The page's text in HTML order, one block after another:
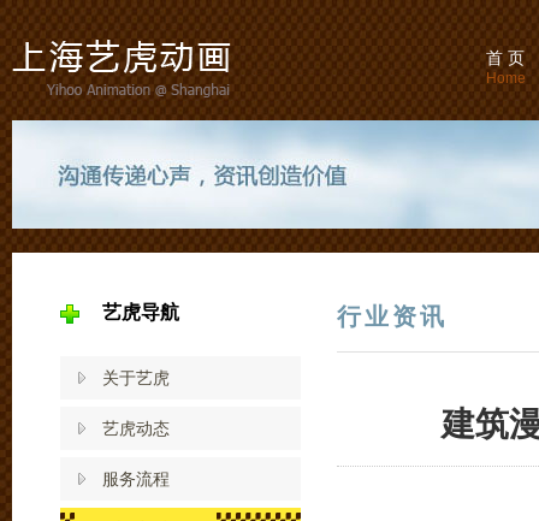
首 页
Home
艺虎导航
关于艺虎
艺虎动态
服务流程
行业资讯
建筑